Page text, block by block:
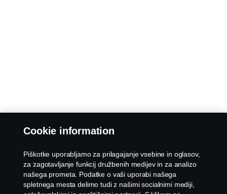
Cookie information
Piškotke uporabljamo za prilagajanje vsebine in oglasov,
za zagotavljanje funkcij družbenih medijev in za analizo
našega prometa. Podatke o vaši uporabi našega
spletnega mesta delimo tudi z našimi socialnimi mediji,